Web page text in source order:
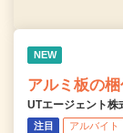
NEW
アルミ板の
UTエージェント株
注目 アルバイト